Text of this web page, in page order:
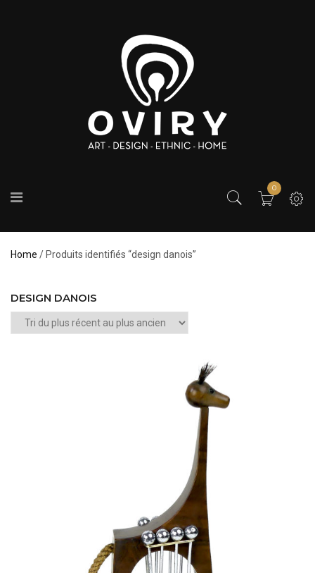
0
Home / Produits identifiés “design danois”
DESIGN DANOIS